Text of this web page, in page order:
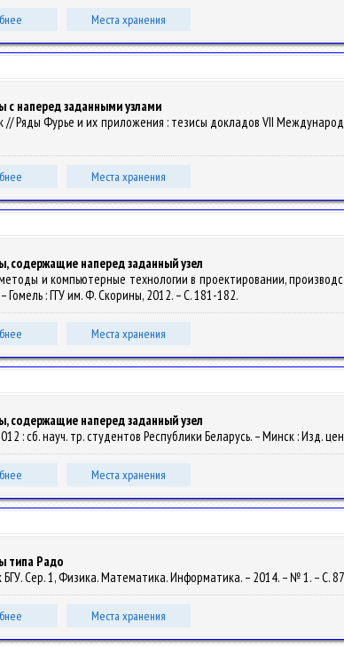
Места хранения
наперед заданными узлами
// Ряды Фурье и их приложения : тезисы докладов VII
Места хранения
содержащие наперед заданный узел
и компьютерные технологии в проектировании,
Гомель : ГГУ им. Ф. Скорины, 2012. – С. 181-182.
Места хранения
содержащие наперед заданный узел
: сб. науч. тр. студентов Республики Беларусь. – Минск : Изд.
Места хранения
типа Радо
Сер. 1, Физика. Математика. Информатика. – 2014. – № 1. – С.
Места хранения